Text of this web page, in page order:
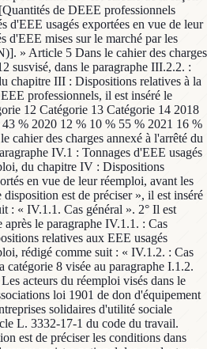
de DEEE professionnels
d'EEE usagés exportées en vue de leur
d'EEE mises sur le marché par les
» Article 5 Dans le cahier des charges
susvisé, dans le paragraphe III.2.2. :
chapitre III : Dispositions relatives à la
professionnels, il est inséré le
12 Catégorie 13 Catégorie 14 2018
% 2020 12 % 10 % 55 % 2021 16 %
cahier des charges annexé à l'arrêté du
IV.1 : Tonnages d'EEE usagés
du chapitre IV : Dispositions
en vue de leur réemploi, avant les
est de préciser », il est inséré
: « IV.1.1. Cas général ». 2° Il est
le paragraphe IV.1.1. : Cas
relatives aux EEE usagés
rédigé comme suit : « IV.1.2. : Cas
catégorie 8 visée au paragraphe I.1.2.
acteurs du réemploi visés dans le
loi 1901 de don d'équipement
solidaires d'utilité sociale
L. 3332-17-1 du code du travail.
est de préciser les conditions dans